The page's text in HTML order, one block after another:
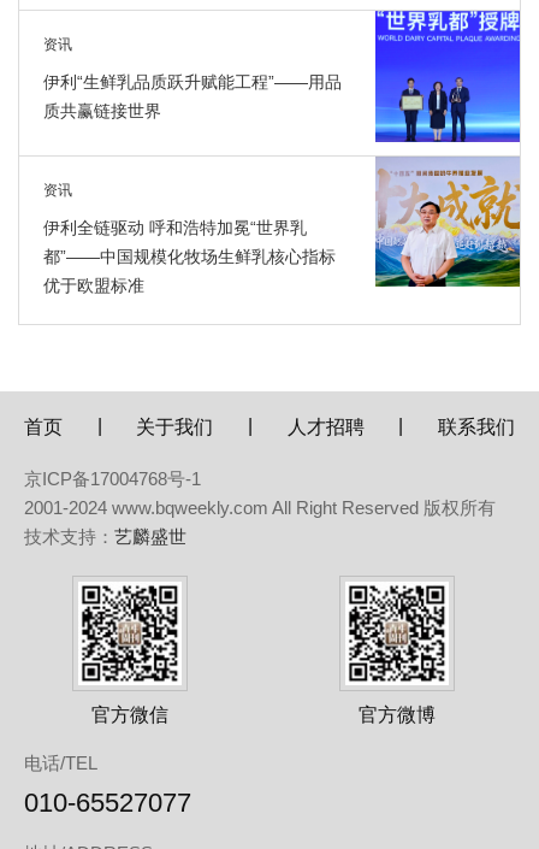
资讯
伊利“生鲜乳品质跃升赋能工程”——用品
质共赢链接世界
资讯
伊利全链驱动 呼和浩特加冕“世界乳
都”——中国规模化牧场生鲜乳核心指标
优于欧盟标准
首页 关于我们 人才招聘 联系我们
京ICP备17004768号-1
2001-2024 www.bqweekly.com All Right Reserved 版权所有
技术支持： 艺麟盛世
官方微信 官方微博
电话/TEL
010-65527077